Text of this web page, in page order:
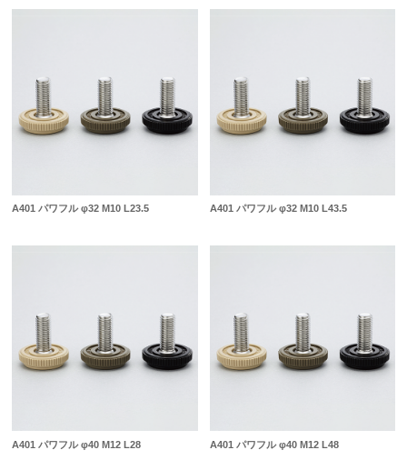
A401 パワフル φ32 M10 L23.5 A401 パワフル φ32 M10 L43.5
A401 パワフル φ40 M12 L28 A401 パワフル φ40 M12 L48